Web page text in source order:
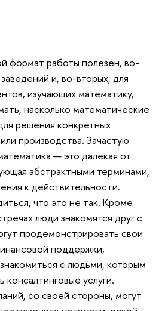
формат работы полезен, во-
и, во-вторых, для
изучающих математику,
насколько математические
решения конкретных
производства. Зачастую
— это далекая от
абстрактными терминами,
к действительности.
что это не так. Кроме
люди знакомятся друг с
продемонстрировать свои
поддержки,
с людьми, которым
консалтинговые услуги.
со своей стороны, могут